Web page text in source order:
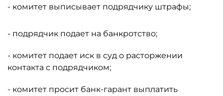
- комитет выписывает подрядчику штрафы;
- подрядчик подает на банкротство;
- комитет подает иск в суд о расторжении
контакта с подрядчиком;
- комитет просит банк-гарант выплатить